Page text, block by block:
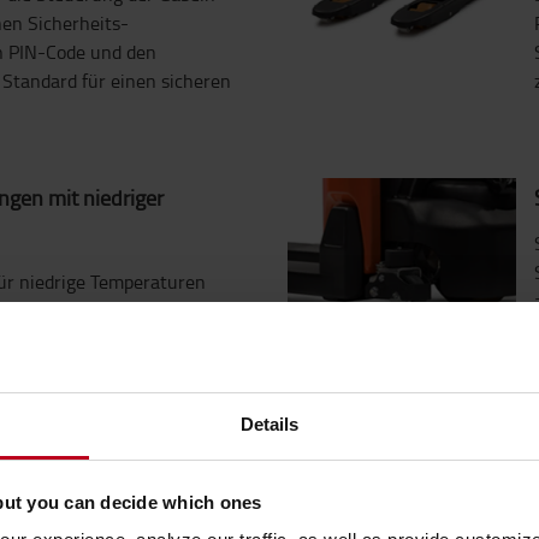
Details
you can decide which ones
Sicherheits-
Code und den
für einen sicheren
mit niedriger
niedrige Temperaturen
Aufladen bei
Traktion
Polyurethan-Antriebsrad
(optional), um die